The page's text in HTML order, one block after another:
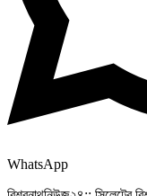
WhatsApp